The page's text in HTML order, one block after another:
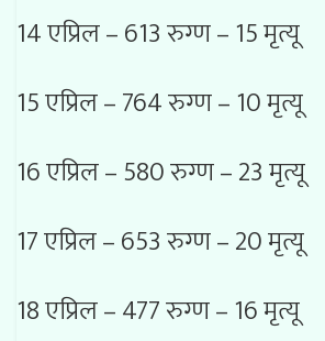
14 एप्रिल – 613 रुग्ण – 15 मृत्यू
15 एप्रिल – 764 रुग्ण – 10 मृत्यू
16 एप्रिल – 580 रुग्ण – 23 मृत्यू
17 एप्रिल – 653 रुग्ण – 20 मृत्यू
18 एप्रिल – 477 रुग्ण – 16 मृत्यू